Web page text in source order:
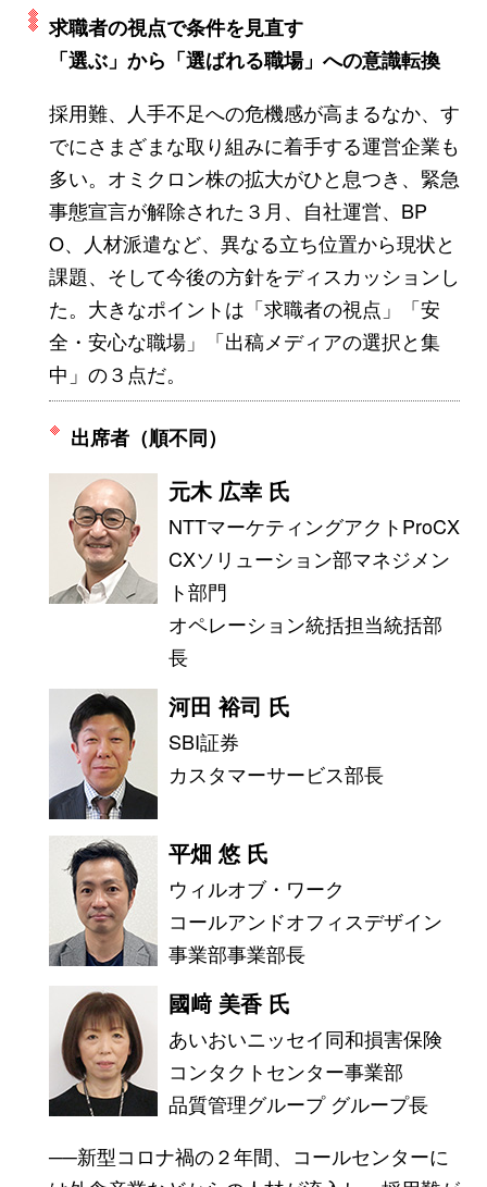
求職者の視点で条件を見直す
「選ぶ」から「選ばれる職場」への意識転換
採用難、人手不足への危機感が高まるなか、す
でにさまざまな取り組みに着手する運営企業も
多い。オミクロン株の拡大がひと息つき、緊急
事態宣言が解除された３月、自社運営、BP
O、人材派遣など、異なる立ち位置から現状と
課題、そして今後の方針をディスカッションし
た。大きなポイントは「求職者の視点」「安
全・安心な職場」「出稿メディアの選択と集
中」の３点だ。
出席者（順不同）
元木 広幸 氏
NTTマーケティングアクトProCX
CXソリューション部マネジメン
ト部門
オペレーション統括担当統括部
長
河田 裕司 氏
SBI証券
カスタマーサービス部長
平畑 悠 氏
ウィルオブ・ワーク
コールアンドオフィスデザイン
事業部事業部長
國﨑 美香 氏
あいおいニッセイ同和損害保険
コンタクトセンター事業部
品質管理グループ グループ長
──新型コロナ禍の２年間、コールセンターに